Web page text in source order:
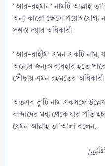
‘আর-রহমান’ নামটি আল্লাহ
অন্য কারো ক্ষেত্রে প্রয়োগযোগ্য
প্রশস্ত দয়ার অধিকারী।
‘আর-রাহীম’ এমন একটি নাম,
অন্যের জন্যও ব্যবহার হতে
পৌঁছায় এমন রহমতের
অতএব দু’টি নাম একসঙ্গে উল্লেখ
বান্দাদের মধ্য থেকে যার প্রতি
যেমন আল্লাহ তা‘আলা বলেন,